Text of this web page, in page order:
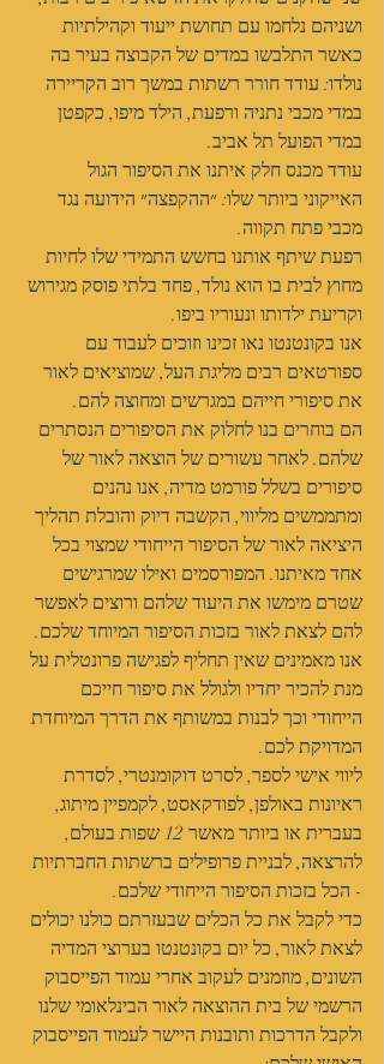
ושניהם נלחמו עם תחושת ייעוד וקהילתיות
כאשר התלבשו במדים של הקבוצה בעיר בה
נולדו: עודד חורר רשתות במשך רוב הקריירה
במדי מכבי נתניה ורפעת, הילד מיפו, כקפטן
במדי הפועל תל אביב.
עודד מכנס חלק איתנו את הסיפור הגול
האייקוני ביותר שלו: ״ההקפצה״ הידועה נגד
מכבי פתח תקווה.
רפעת שיתף אותנו בחשש התמידי שלו לחיות
מחוץ לבית בו הוא נולד, פחד בלתי פוסק מגירוש
וקריעת ילדותו ונעוריו ביפו.
אנו בקונטנטו נאו זכינו וזוכים לעבוד עם
ספורטאים רבים מליגת העל, שמוציאים לאור
את סיפורי חייהם במגרשים ומחוצה להם.
הם בוחרים בנו לחלוק את הסיפורים הנסתרים
שלהם. לאחר עשורים של הוצאה לאור של
סיפורים בשלל פורמט מדיה, אנו נהנים
ומתממשים מליווי, הקשבה דיוק והובלת תהליך
היציאה לאור של הסיפור הייחודי שמצוי בכל
אחד מאיתנו. המפורסמים ואילו שמרגישים
שטרם מימשו את היעוד שלהם ורוצים לאפשר
להם לצאת לאור בזכות הסיפור המיוחד שלכם.
אנו מאמינים שאין תחליף לפגישה פרונטלית על
מנת להכיר יחדיו ולגולל את סיפור חייכם
הייחודי וכך לבנות במשותף את הדרך המיוחדת
המדויקת לכם.
ליווי אישי לספר, לסרט דוקומנטרי, לסדרת
ראיונות באולפן, לפודקאסט, לקמפיין מיתוג,
בעברית או ביותר מאשר 12 שפות בעולם,
להרצאה, לבניית פרופילים ברשתות החברתיות
- הכל בזכות הסיפור הייחודי שלכם.
כדי לקבל את כל הכלים שבעזרתם כולנו יכולים
לצאת לאור, כל יום בקונטנטו בערוצי המדיה
השונים, מוזמנים לעקוב אחרי עמוד הפייסבוק
הרשמי של בית ההוצאה לאור הבינלאומי שלנו
ולקבל הדרכות ותובנות היישר לעמוד הפייסבוק